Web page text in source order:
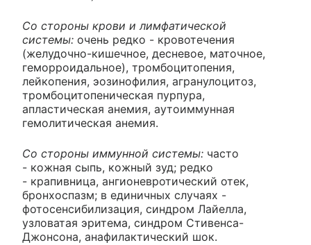
Со стороны крови и лимфатической
системы: очень редко - кровотечения
(желудочно-кишечное, десневое, маточное,
геморроидальное), тромбоцитопения,
лейкопения, эозинофилия, агранулоцитоз,
тромбоцитопеническая пурпура,
апластическая анемия, аутоиммунная
гемолитическая анемия.
Со стороны иммунной системы: часто
- кожная сыпь, кожный зуд; редко
- крапивница, ангионевротический отек,
бронхоспазм; в единичных случаях -
фотосенсибилизация, синдром Лайелла,
узловатая эритема, синдром Стивенса-
Джонсона, анафилактический шок.